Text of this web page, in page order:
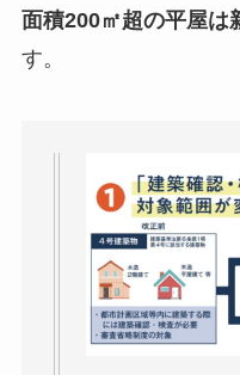
面積200㎡超の平屋は
す。